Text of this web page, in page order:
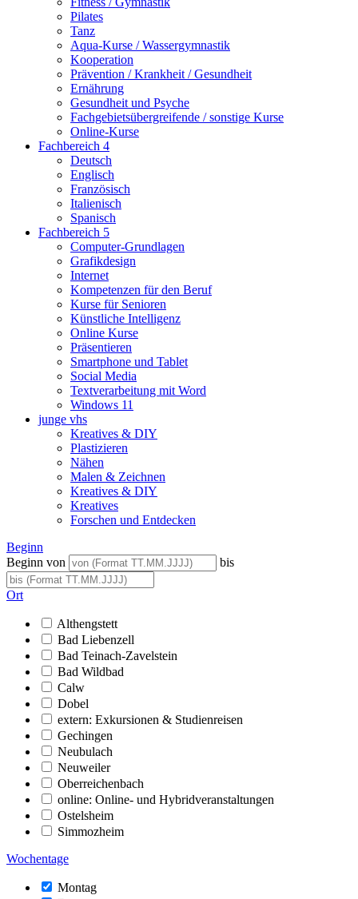
Pilates
Tanz
Aqua-Kurse / Wassergymnastik
Kooperation
Prävention / Krankheit / Gesundheit
Ernährung
Gesundheit und Psyche
Fachgebietsübergreifende / sonstige Kurse
Online-Kurse
Fachbereich 4
Deutsch
Englisch
Französisch
Italienisch
Spanisch
Fachbereich 5
Computer-Grundlagen
Grafikdesign
Internet
Kompetenzen für den Beruf
Kurse für Senioren
Künstliche Intelligenz
Online Kurse
Präsentieren
Smartphone und Tablet
Social Media
Textverarbeitung mit Word
Windows 11
junge vhs
Kreatives & DIY
Plastizieren
Nähen
Malen & Zeichnen
Kreatives & DIY
Kreatives
Forschen und Entdecken
Beginn
Beginn von
bis
Ort
Althengstett
Bad Liebenzell
Bad Teinach-Zavelstein
Bad Wildbad
Calw
Dobel
extern: Exkursionen & Studienreisen
Gechingen
Neubulach
Neuweiler
Oberreichenbach
online: Online- und Hybridveranstaltungen
Ostelsheim
Simmozheim
Wochentage
Montag